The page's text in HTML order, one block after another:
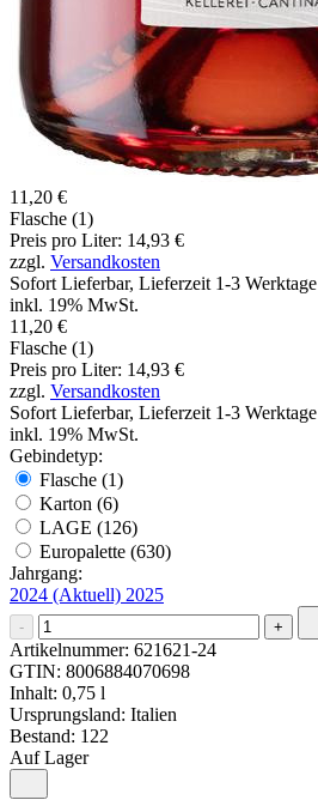
11,20 €
Flasche (1)
Preis pro Liter: 14,93 €
zzgl. Versandkosten
Sofort Lieferbar, Lieferzeit 1-3 Werktage
inkl. 19% MwSt.
11,20 €
Flasche (1)
Preis pro Liter: 14,93 €
zzgl. Versandkosten
Sofort Lieferbar, Lieferzeit 1-3 Werktage
inkl. 19% MwSt.
Gebindetyp:
Flasche (1)
Karton (6)
LAGE (126)
Europalette (630)
Jahrgang:
2024 (Aktuell) 2025
- +
Artikelnummer: 621621-24
GTIN: 8006884070698
Inhalt: 0,75 l
Ursprungsland: Italien
Bestand: 122
Auf Lager